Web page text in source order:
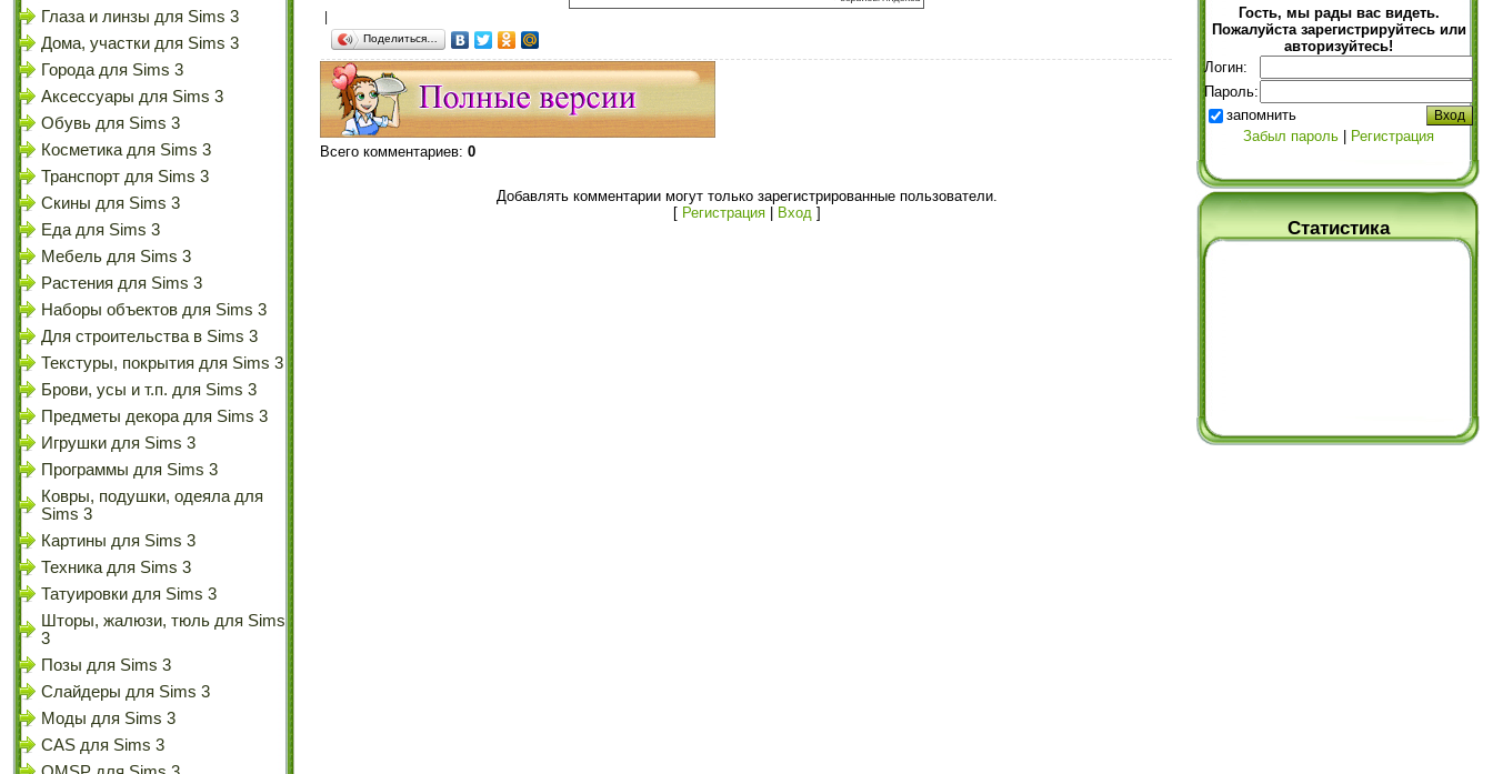
Глаза и линзы для Sims 3
Дома, участки для Sims 3
Города для Sims 3
Аксессуары для Sims 3
Обувь для Sims 3
Косметика для Sims 3
Транспорт для Sims 3
Скины для Sims 3
Еда для Sims 3
Мебель для Sims 3
Растения для Sims 3
Наборы объектов для Sims 3
Для строительства в Sims 3
Текстуры, покрытия для Sims 3
Брови, усы и т.п. для Sims 3
Предметы декора для Sims 3
Игрушки для Sims 3
Программы для Sims 3
Ковры, подушки, одеяла для
Sims 3
Картины для Sims 3
Техника для Sims 3
Татуировки для Sims 3
Шторы, жалюзи, тюль для Sims
3
Позы для Sims 3
Слайдеры для Sims 3
Моды для Sims 3
CAS для Sims 3
Поделиться…
Всего комментариев: 0
Добавлять комментарии могут только зарегистрированные пользователи.
[ Регистрация| Вход]
Гость, мы рады вас видеть.
Пожалуйста зарегистрируйтесь или
авторизуйтесь!
Логин:
Пароль:
запомнить
Забыл пароль
Регистрация
Статистика